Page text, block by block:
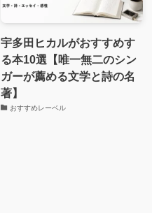
宇多田ヒカルがおすすめす
る本10選【唯一無二のシン
ガーが薦める文学と詩の名
著】
おすすめレーベル